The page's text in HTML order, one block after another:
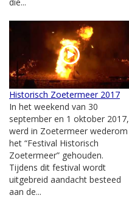
Historisch Zoetermeer 2017
In het weekend van 30
september en 1 oktober 2017,
werd in Zoetermeer wederom
het “Festival Historisch
Zoetermeer” gehouden.
Tijdens dit festival wordt
uitgebreid aandacht besteed
aan de...